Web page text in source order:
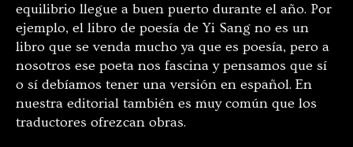
equilibrio llegue a buen puerto durante el año. Por
ejemplo, el libro de poesía de Yi Sang no es un
libro que se venda mucho ya que es poesía, pero a
nosotros ese poeta nos fascina y pensamos que sí
o sí debíamos tener una versión en español. En
nuestra editorial también es muy común que los
traductores ofrezcan obras.